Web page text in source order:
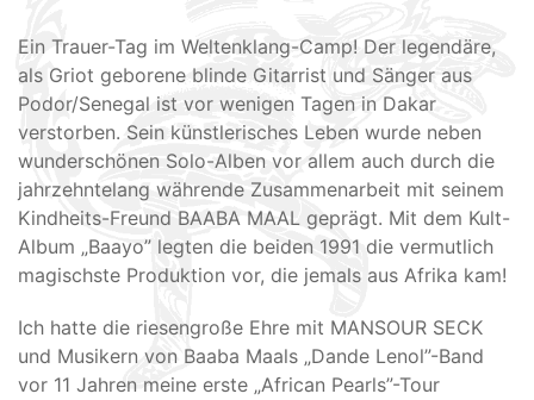
Ein Trauer-Tag im Weltenklang-Camp! Der legendäre,
als Griot geborene blinde Gitarrist und Sänger aus
Podor/Senegal ist vor wenigen Tagen in Dakar
verstorben. Sein künstlerisches Leben wurde neben
wunderschönen Solo-Alben vor allem auch durch die
jahrzehntelang währende Zusammenarbeit mit seinem
Kindheits-Freund BAABA MAAL geprägt. Mit dem Kult-
Album „Baayo” legten die beiden 1991 die vermutlich
magischste Produktion vor, die jemals aus Afrika kam!
Ich hatte die riesengroße Ehre mit MANSOUR SECK
und Musikern von Baaba Maals „Dande Lenol”-Band
vor 11 Jahren meine erste „African Pearls”-Tour